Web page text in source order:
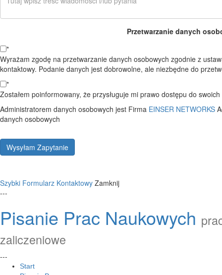
Przetwarzanie danych
*
Wyrażam zgodę na przetwarzanie danych osobowych zgodnie z
kontaktowy. Podanie danych jest dobrowolne, ale niezbędne do
*
Zostałem poinformowany, że przysługuje mi prawo dostępu do
Administratorem danych osobowych jest Firma EINSER NETWORKS
danych osobowych
Wysyłam Zapytanie
Szybki Formularz Kontaktowy Zamknij
---
Pisanie Prac Naukowych
zaliczeniowe
---
Start